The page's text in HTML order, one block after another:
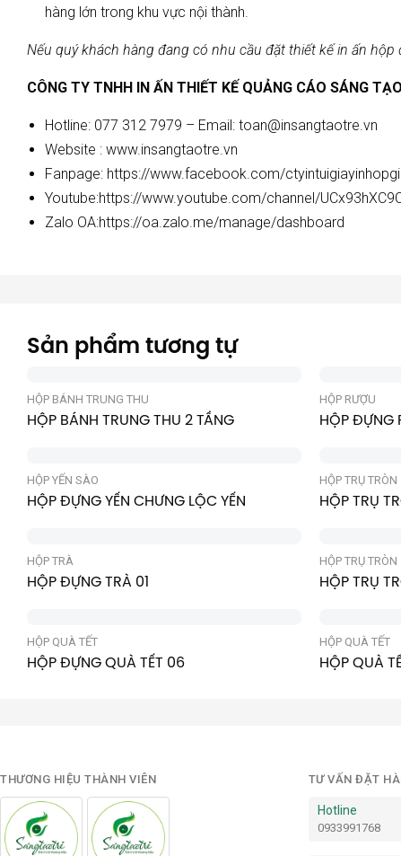
hàng lớn trong khu vực nội thành.
Nếu quý khách hàng đang có nhu cầu đặt thiết kế in ấn
CÔNG TY TNHH IN ẤN THIẾT KẾ QUẢNG CÁO SÁNG
Hotline: 077 312 7979 – Email: toan@insangtaotre.vn
Website : www.insangtaotre.vn
Fanpage: https://www.facebook.com/
Youtube:https://www.youtube.com/channel/
Zalo OA:https://oa.zalo.me/manage/dashboard
Sản phẩm tương tự
HỘP BÁNH TRUNG THU
HỘP BÁNH TRUNG THU 2 TẦNG
HỘP RƯỢU
HỘP ĐỰNG
HỘP YẾN SÀO
HỘP ĐỰNG YẾN CHƯNG LỘC YẾN
HỘP TRỤ TRÒN
HỘP TRỤ
HỘP TRÀ
HỘP ĐỰNG TRÀ 01
HỘP TRỤ TRÒN
HỘP TRỤ
HỘP QUÀ TẾT
HỘP ĐỰNG QUÀ TẾT 06
HỘP QUÀ TẾT
HỘP QUÀ
THƯƠNG HIỆU THÀNH VIÊN TƯ VẤN ĐẶT
0933991768
Hotline